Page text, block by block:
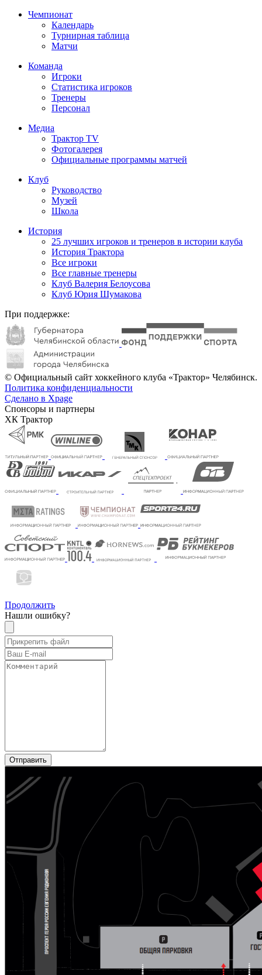
Чемпионат
Календарь
Турнирная таблица
Матчи
Команда
Игроки
Статистика игроков
Тренеры
Персонал
Медиа
Трактор TV
Фотогалерея
Официальные программы матчей
Клуб
Руководство
Музей
Школа
История
25 лучших игроков и тренеров в истории клуба
История Трактора
Все игроки
Все главные тренеры
Клуб Валерия Белоусова
Клуб Юрия Шумакова
При поддержке:
© Официальный сайт хоккейного клуба «Трактор» Челябинск.
Политика конфиденциальности
Сделано в Xpage
Спонсоры и партнеры
ХК Трактор
Продолжить
Нашли ошибку?